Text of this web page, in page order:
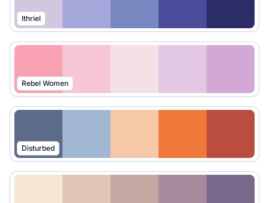
Ithriel
Rebel Women
Disturbed